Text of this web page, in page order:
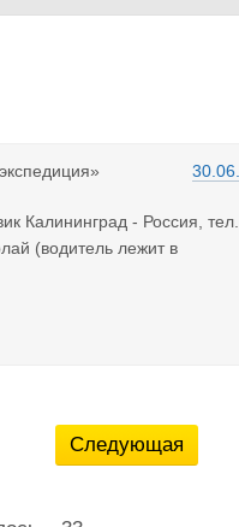
Калининград - Россия,
(водитель лежит в
Следующая